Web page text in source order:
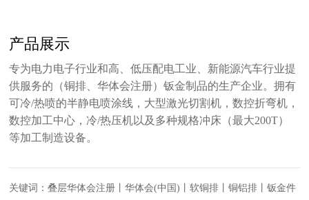
产品展示
专为电力电子行业和高、低压配电工业、新能源汽车行业提
供服务的（铜排、华体会注册）钣金制品的生产企业。拥有
可冷/热喷的半静电喷涂线，大型激光切割机，数控折弯机，
数控加工中心，冷/热压机以及多种规格冲床（最大200T）
等加工制造设备。
关键词：叠层华体会注册丨华体会(中国)丨软铜排丨铜铝排丨钣金件